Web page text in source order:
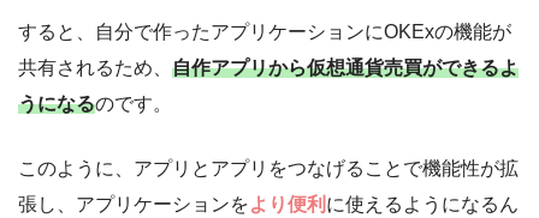
すると、自分で作ったアプリケーションにOKExの機能が
共有されるため、 自作アプリから仮想通貨売買ができるよ
うになるのです。
このように、アプリとアプリをつなげることで機能性が拡
張し、アプリケーションをより便利 に使えるようになるん